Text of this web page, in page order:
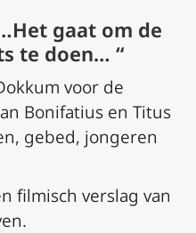
gaat om de
te doen… “
voor de
Bonifatius en Titus
gebed, jongeren
filmisch verslag van